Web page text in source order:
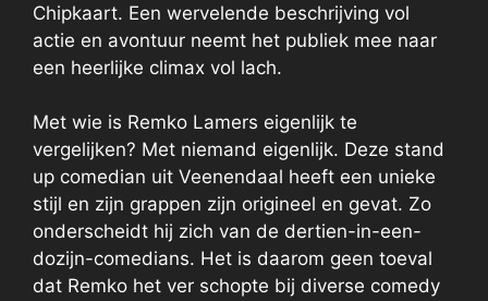
Chipkaart. Een wervelende beschrijving vol
actie en avontuur neemt het publiek mee naar
een heerlijke climax vol lach.
Met wie is Remko Lamers eigenlijk te
vergelijken? Met niemand eigenlijk. Deze stand
up comedian uit Veenendaal heeft een unieke
stijl en zijn grappen zijn origineel en gevat. Zo
onderscheidt hij zich van de dertien-in-een-
dozijn-comedians. Het is daarom geen toeval
dat Remko het ver schopte bij diverse comedy